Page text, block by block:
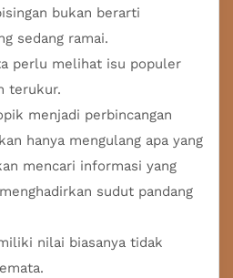
bukan berarti
sedang ramai.
perlu melihat isu populer
terukur.
menjadi perbincangan
hanya mengulang apa yang
mencari informasi yang
sudut pandang
nilai biasanya tidak